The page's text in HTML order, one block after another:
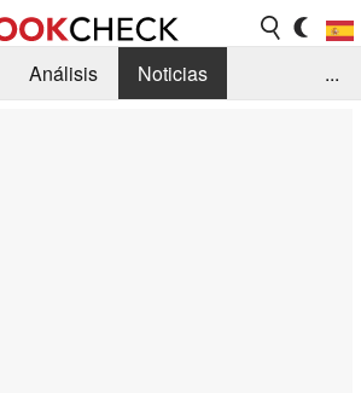
Análisis
Noticias
...